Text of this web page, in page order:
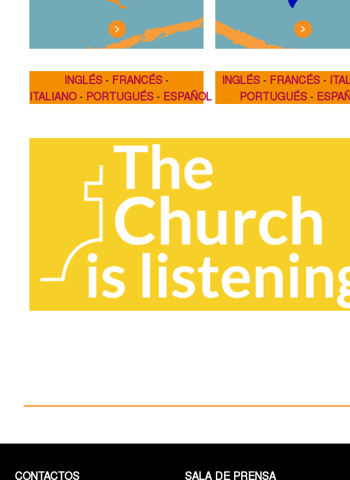
INGLÉS - FRANCÉS -
ITALIANO - PORTUGUÉS - ESPAÑOL
INGLÉS - FRANCÉS -
PORTUGUÉS -
CONTACTOS SALA DE PRENSA